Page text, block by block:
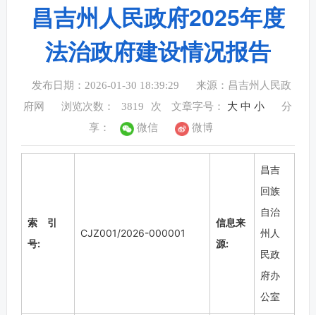
昌吉州人民政府2025年度
法治政府建设情况报告
发布日期：2026-01-30 18:39:29
来源：昌吉州人民政
府网
浏览次数： 3819 次 文章字号： 大 中 小
分
享：
微信 微博
索 引
号:
CJZ001/2026-000001
信息来
源:
昌吉
回族
自治
州人
民政
府办
公室